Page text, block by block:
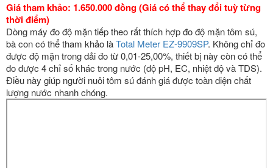
Giá tham khảo: 1.650.000 đồng (Giá có thể thay đổi tuỳ từng
thời điểm)
Dòng máy đo độ mặn tiếp theo rất thích hợp đo độ mặn tôm sú,
bà con có thể tham khảo làTotal Meter EZ-9909SP. Không chỉ đo
được độ mặn trong dải đo từ 0,01-25,00%, thiết bị này còn có thể
đo được 4 chỉ số khác trong nước (độ pH, EC, nhiệt độ và TDS).
Điều này giúp người nuôi tôm sú đánh giá được toàn diện chất
lượng nước nhanh chóng.